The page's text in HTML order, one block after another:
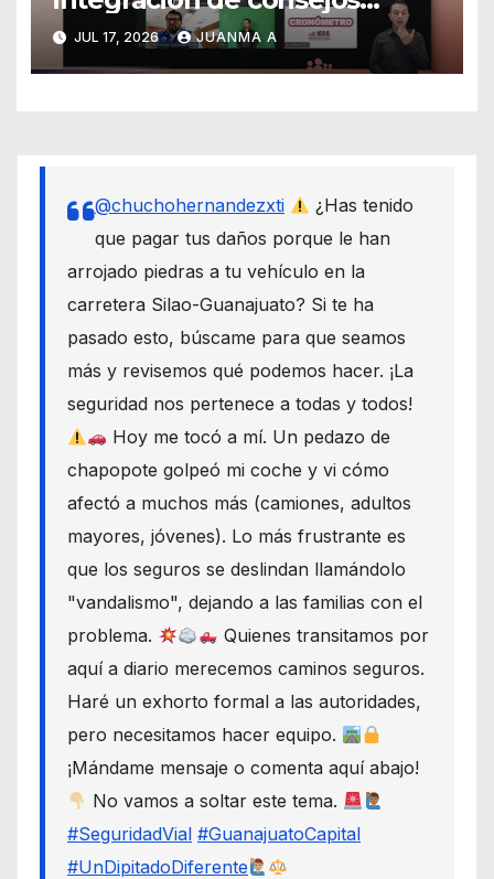
distritales y municipales
JUL 17, 2026 JUANMA A
@chuchohernandezxti
¿Has tenido
que pagar tus daños porque le han
arrojado piedras a tu vehículo en la
carretera Silao-Guanajuato? Si te ha
pasado esto, búscame para que seamos
más y revisemos qué podemos hacer. ¡La
seguridad nos pertenece a todas y todos!
Hoy me tocó a mí. Un pedazo de
chapopote golpeó mi coche y vi cómo
afectó a muchos más (camiones, adultos
mayores, jóvenes). Lo más frustrante es
que los seguros se deslindan llamándolo
"vandalismo", dejando a las familias con el
problema.
Quienes transitamos por
aquí a diario merecemos caminos seguros.
Haré un exhorto formal a las autoridades,
pero necesitamos hacer equipo.
¡Mándame mensaje o comenta aquí abajo!
No vamos a soltar este tema.
#SeguridadVial #GuanajuatoCapital
#UnDipitadoDiferente